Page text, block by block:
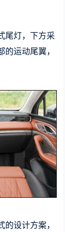
尾灯，下方采
运动尾翼，
设计方案，